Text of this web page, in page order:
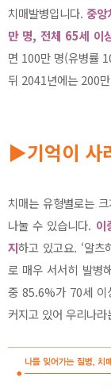
치매발병입니다. 중앙
만 명, 전체 65세 이
면 100만 명(유병률
뒤 2041년에는 200
▶기억이 사
치매는 유형별로는
나눌 수 있습니다. 이
지하고 있고요. ‘알츠
로 매우 서서히 발병
중 85.6%가 70세 이
커지고 있어 우리나